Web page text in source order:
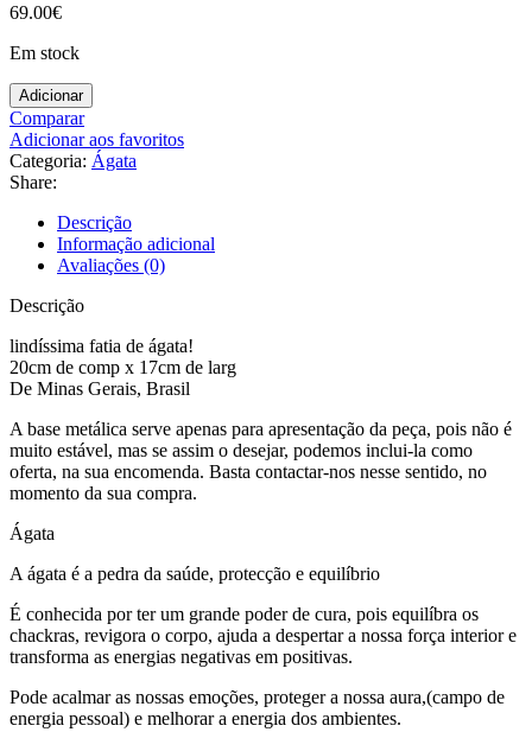
69.00€
Em stock
Adicionar
Comparar
Adicionar aos favoritos
Categoria: Ágata
Share:
Descrição
Informação adicional
Avaliações (0)
Descrição
lindíssima fatia de ágata!
20cm de comp x 17cm de larg
De Minas Gerais, Brasil
A base metálica serve apenas para apresentação da peça, pois não é
muito estável, mas se assim o desejar, podemos inclui-la como
oferta, na sua encomenda. Basta contactar-nos nesse sentido, no
momento da sua compra.
Ágata
A ágata é a pedra da saúde, protecção e equilíbrio
É conhecida por ter um grande poder de cura, pois equilíbra os
chackras, revigora o corpo, ajuda a despertar a nossa força interior e
transforma as energias negativas em positivas.
Pode acalmar as nossas emoções, proteger a nossa aura,(campo de
energia pessoal) e melhorar a energia dos ambientes.